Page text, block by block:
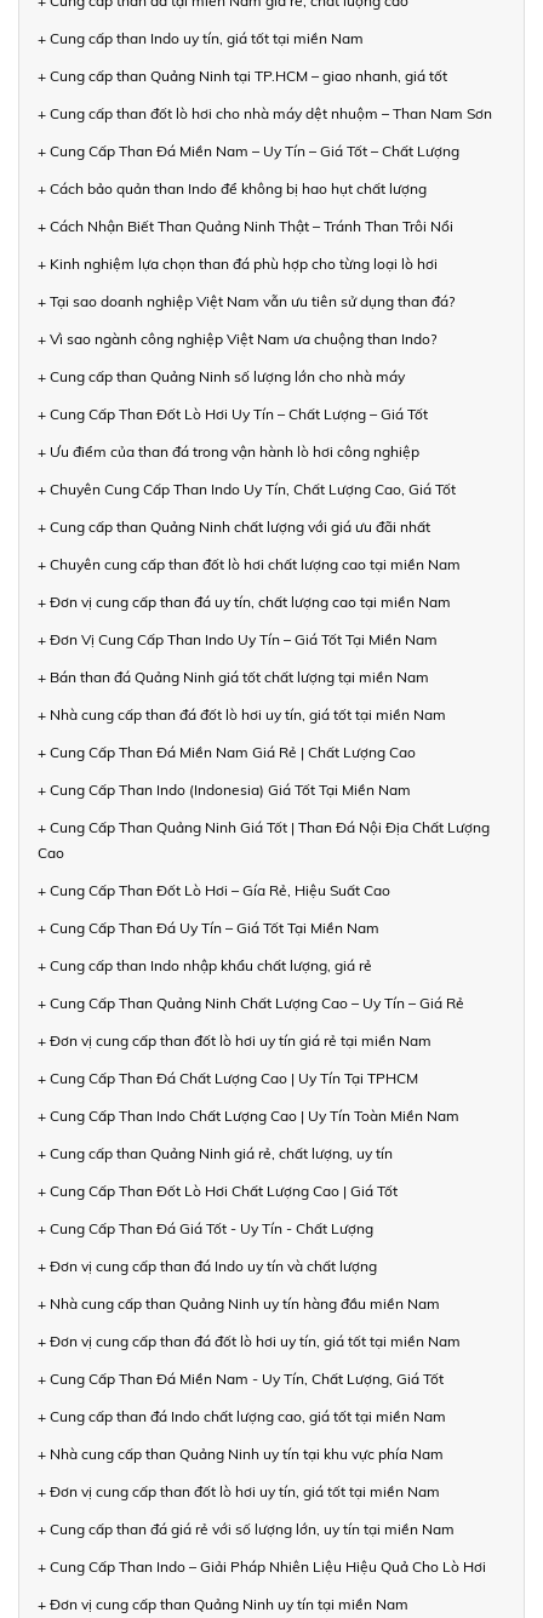
+ Cung cấp than Indo uy tín, giá tốt tại miền Nam
+ Cung cấp than Quảng Ninh tại TP.HCM – giao nhanh, giá tốt
+ Cung cấp than đốt lò hơi cho nhà máy dệt nhuộm – Than Nam Sơn
+ Cung Cấp Than Đá Miền Nam – Uy Tín – Giá Tốt – Chất Lượng
+ Cách bảo quản than Indo để không bị hao hụt chất lượng
+ Cách Nhận Biết Than Quảng Ninh Thật – Tránh Than Trôi Nổi
+ Kinh nghiệm lựa chọn than đá phù hợp cho từng loại lò hơi
+ Tại sao doanh nghiệp Việt Nam vẫn ưu tiên sử dụng than đá?
+ Vì sao ngành công nghiệp Việt Nam ưa chuộng than Indo?
+ Cung cấp than Quảng Ninh số lượng lớn cho nhà máy
+ Cung Cấp Than Đốt Lò Hơi Uy Tín – Chất Lượng – Giá Tốt
+ Ưu điểm của than đá trong vận hành lò hơi công nghiệp
+ Chuyên Cung Cấp Than Indo Uy Tín, Chất Lượng Cao, Giá Tốt
+ Cung cấp than Quảng Ninh chất lượng với giá ưu đãi nhất
+ Chuyên cung cấp than đốt lò hơi chất lượng cao tại miền Nam
+ Đơn vị cung cấp than đá uy tín, chất lượng cao tại miền Nam
+ Đơn Vị Cung Cấp Than Indo Uy Tín – Giá Tốt Tại Miền Nam
+ Bán than đá Quảng Ninh giá tốt chất lượng tại miền Nam
+ Nhà cung cấp than đá đốt lò hơi uy tín, giá tốt tại miền Nam
+ Cung Cấp Than Đá Miền Nam Giá Rẻ | Chất Lượng Cao
+ Cung Cấp Than Indo (Indonesia) Giá Tốt Tại Miền Nam
+ Cung Cấp Than Quảng Ninh Giá Tốt | Than Đá Nội Địa Chất Lượng
Cao
+ Cung Cấp Than Đốt Lò Hơi – Gía Rẻ, Hiệu Suất Cao
+ Cung Cấp Than Đá Uy Tín – Giá Tốt Tại Miền Nam
+ Cung cấp than Indo nhập khẩu chất lượng, giá rẻ
+ Cung Cấp Than Quảng Ninh Chất Lượng Cao – Uy Tín – Giá Rẻ
+ Đơn vị cung cấp than đốt lò hơi uy tín giá rẻ tại miền Nam
+ Cung Cấp Than Đá Chất Lượng Cao | Uy Tín Tại TPHCM
+ Cung Cấp Than Indo Chất Lượng Cao | Uy Tín Toàn Miền Nam
+ Cung cấp than Quảng Ninh giá rẻ, chất lượng, uy tín
+ Cung Cấp Than Đốt Lò Hơi Chất Lượng Cao | Giá Tốt
+ Cung Cấp Than Đá Giá Tốt - Uy Tín - Chất Lượng
+ Đơn vị cung cấp than đá Indo uy tín và chất lượng
+ Nhà cung cấp than Quảng Ninh uy tín hàng đầu miền Nam
+ Đơn vị cung cấp than đá đốt lò hơi uy tín, giá tốt tại miền Nam
+ Cung Cấp Than Đá Miền Nam - Uy Tín, Chất Lượng, Giá Tốt
+ Cung cấp than đá Indo chất lượng cao, giá tốt tại miền Nam
+ Nhà cung cấp than Quảng Ninh uy tín tại khu vực phía Nam
+ Đơn vị cung cấp than đốt lò hơi uy tín, giá tốt tại miền Nam
+ Cung cấp than đá giá rẻ với số lượng lớn, uy tín tại miền Nam
+ Cung Cấp Than Indo – Giải Pháp Nhiên Liệu Hiệu Quả Cho Lò Hơi
+ Đơn vị cung cấp than Quảng Ninh uy tín tại miền Nam